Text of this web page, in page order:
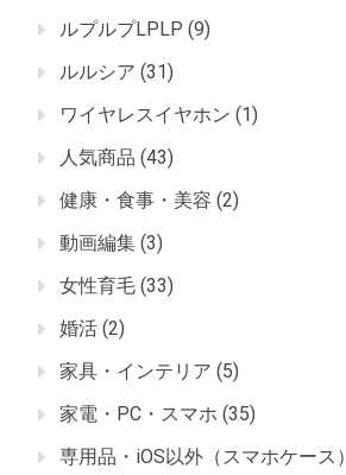
ルプルプLPLP (9)
ルルシア (31)
ワイヤレスイヤホン (1)
人気商品 (43)
健康・食事・美容 (2)
動画編集 (3)
女性育毛 (33)
婚活 (2)
家具・インテリア (5)
家電・PC・スマホ (35)
専用品・iOS以外（スマホケース）